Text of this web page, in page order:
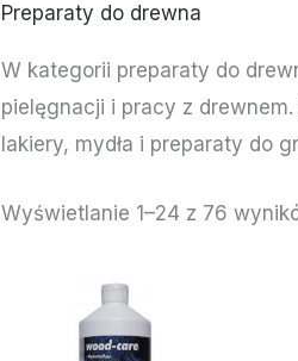
Preparaty do drewna
W kategorii preparaty do
pielęgnacji i pracy z
lakiery, mydła i preparaty do
Wyświetlanie 1–24 z 76